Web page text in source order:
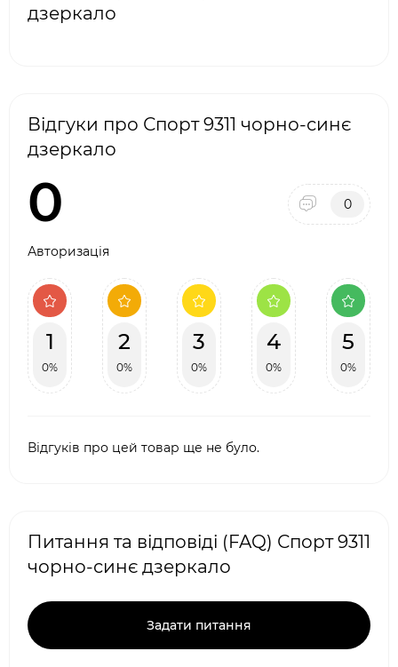
дзеркало
Відгуки про Спорт 9311 чорно-синє
дзеркало
0 0
Авторизація
1
0%
2
0%
3
0%
4
0%
5
0%
Відгуків про цей товар ще не було.
Питання та відповіді (FAQ) Спорт 9311
чорно-синє дзеркало
Задати питання